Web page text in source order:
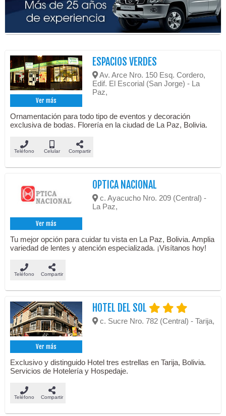
Ver más
ESPACIOS VERDES
Av. Arce Nro. 150 Esq. Cordero,
Edif. El Escorial (San Jorge) - La
Paz,
Ornamentación para todo tipo de eventos y decoración
exclusiva de bodas. Florería en la ciudad de La Paz, Bolivia.
Teléfono Celular Compartir
Ver más
OPTICA NACIONAL
c. Ayacucho Nro. 209 (Central) -
La Paz,
Tu mejor opción para cuidar tu vista en La Paz, Bolivia. Amplia
variedad de lentes y atención especializada. ¡Visítanos hoy!
Teléfono Compartir
Ver más
HOTEL DEL SOL
c. Sucre Nro. 782 (Central) - Tarija,
Exclusivo y distinguido Hotel tres estrellas en Tarija, Bolivia.
Servicios de Hotelería y Hospedaje.
Teléfono Compartir